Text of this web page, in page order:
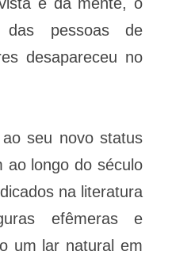
pessoas de
desapareceu no
seu novo status
ao longo do século
na literatura
efêmeras e
um lar natural em